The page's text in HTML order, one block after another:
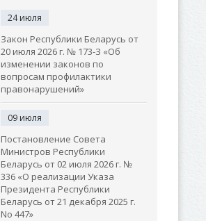
24 июля
Закон Республики Беларусь от
20 июля 2026 г. № 173-З «Об
изменении законов по
вопросам профилактики
правонарушений»
09 июля
Постановление Совета
Министров Республики
Беларусь от 02 июля 2026 г. №
336 «О реализации Указа
Президента Республики
Беларусь от 21 декабря 2025 г.
No 447»